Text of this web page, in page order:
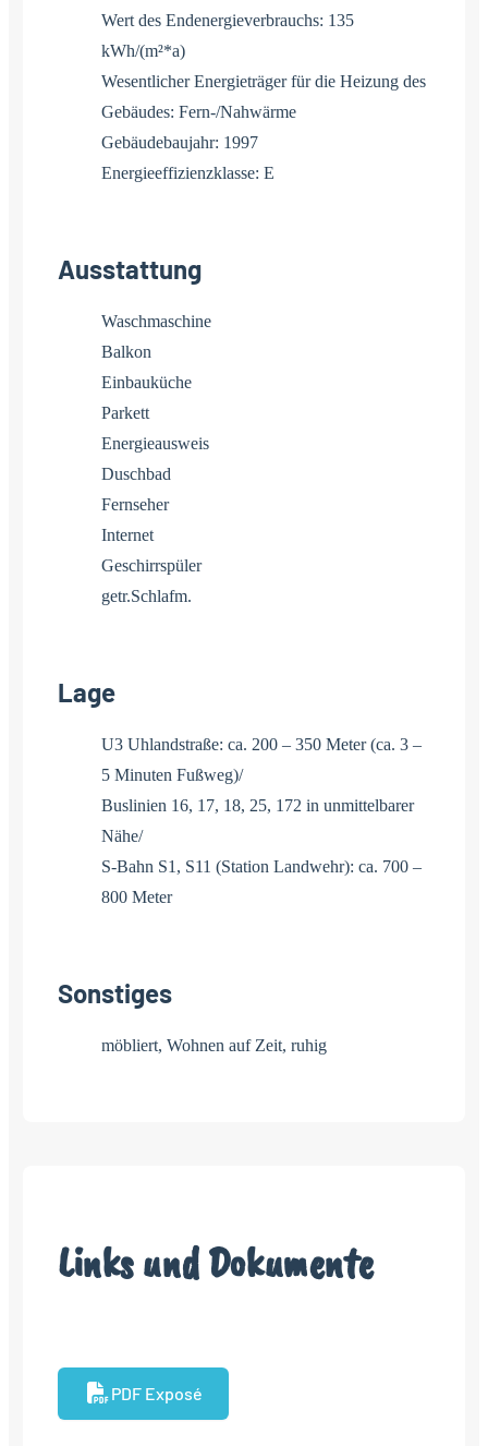
Wert des Endenergieverbrauchs: 135
kWh/(m²*a)
Wesentlicher Energieträger für die Heizung des
Gebäudes: Fern-/Nahwärme
Gebäudebaujahr: 1997
Energieeffizienzklasse: E
Ausstattung
Waschmaschine
Balkon
Einbauküche
Parkett
Energieausweis
Duschbad
Fernseher
Internet
Geschirrspüler
getr.Schlafm.
Lage
U3 Uhlandstraße: ca. 200 – 350 Meter (ca. 3 –
5 Minuten Fußweg)/
Buslinien 16, 17, 18, 25, 172 in unmittelbarer
Nähe/
S-Bahn S1, S11 (Station Landwehr): ca. 700 –
800 Meter
Sonstiges
möbliert, Wohnen auf Zeit, ruhig
Links und Dokumente
PDF Exposé